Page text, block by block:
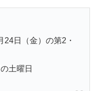
日（金）の第2・
土曜日